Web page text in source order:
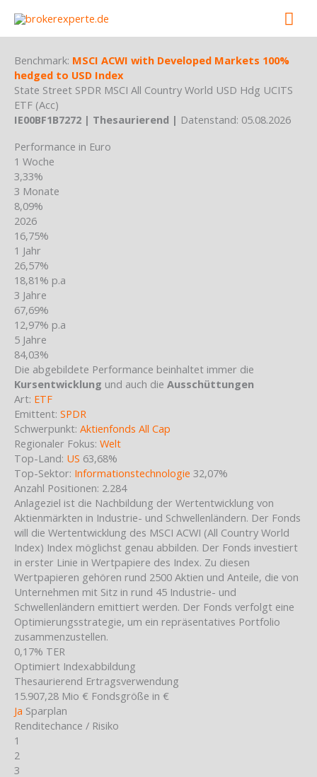
content
Benchmark: MSCI ACWI with Developed Markets 100%
hedged to USD Index
State Street SPDR MSCI All Country World USD Hdg UCITS
ETF (Acc)
IE00BF1B7272 | Thesaurierend | Datenstand: 05.08.2026
Performance in Euro
1 Woche
3,33%
3 Monate
8,09%
2026
16,75%
1 Jahr
26,57%
18,81% p.a
3 Jahre
67,69%
12,97% p.a
5 Jahre
84,03%
Die abgebildete Performance beinhaltet immer die
Kursentwicklung und auch die Ausschüttungen
Art: ETF
Emittent: SPDR
Schwerpunkt: Aktienfonds All Cap
Regionaler Fokus: Welt
Top-Land: US 63,68%
Top-Sektor: Informationstechnologie 32,07%
Anzahl Positionen: 2.284
Anlageziel ist die Nachbildung der Wertentwicklung von
Aktienmärkten in Industrie- und Schwellenländern. Der Fonds
will die Wertentwicklung des MSCI ACWI (All Country World
Index) Index möglichst genau abbilden. Der Fonds investiert
in erster Linie in Wertpapiere des Index. Zu diesen
Wertpapieren gehören rund 2500 Aktien und Anteile, die von
Unternehmen mit Sitz in rund 45 Industrie- und
Schwellenländern emittiert werden. Der Fonds verfolgt eine
Optimierungsstrategie, um ein repräsentatives Portfolio
zusammenzustellen.
0,17% TER
Optimiert Indexabbildung
Thesaurierend Ertragsverwendung
15.907,28 Mio € Fondsgröße in €
Ja Sparplan
Renditechance / Risiko
1
2
3